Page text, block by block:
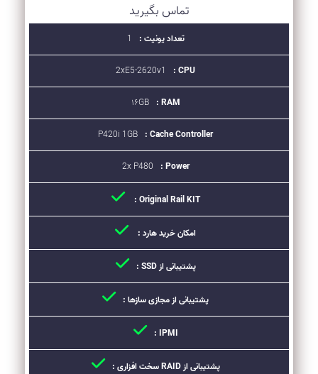
تماس بگیرید
تعداد یونیت : 1
CPU :
2xE5-2620v1
RAM : ۱۶GB
Cache Controller :
P420i 1GB
Power :
2x P480
Original Rail KIT :
امکان خرید هارد :
پشتیبانی از SSD :
پشتیبانی از مجازی سازها :
IPMI :
پشتیبانی از RAID سخت افزاری :